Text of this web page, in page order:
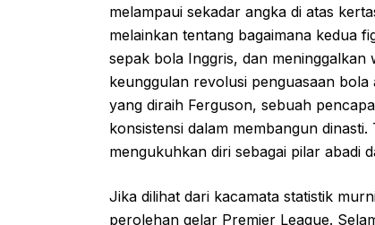
melampaui sekadar angka di atas
melainkan tentang bagaimana kedua
sepak bola Inggris, dan meninggalkan
keunggulan revolusi penguasaan
yang diraih Ferguson, sebuah
konsistensi dalam membangun
mengukuhkan diri sebagai pilar abadi
Jika dilihat dari kacamata statistik
perolehan gelar Premier League.